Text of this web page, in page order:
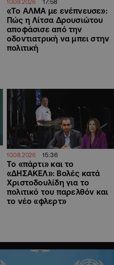
10.08.2026
«Το ΑΛΜΑ με ενέπνευσε»:
Πώς η Λίτσα Δρουσιώτου
αποφάσισε από την
οδοντιατρική να μπει στην
πολιτική
10.08.2026 15:36
Το «πάρτι» και το
«ΔΗΣΑΚΕΛ»: Βολές κατά
Χριστοδουλίδη για το
πολιτικό του παρελθόν και
το νέο «φλερτ»